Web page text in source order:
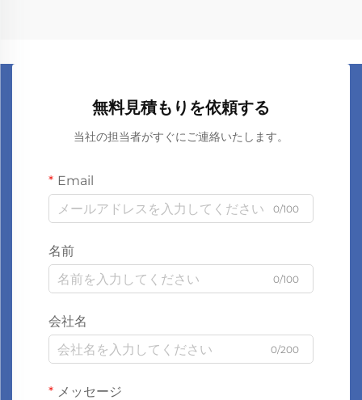
無料見積もりを依頼する
当社の担当者がすぐにご連絡いたします。
Email
0/100
名前
0/100
会社名
0/200
メッセージ